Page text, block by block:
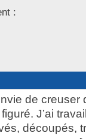
:
de creuser
J’ai
découpés,